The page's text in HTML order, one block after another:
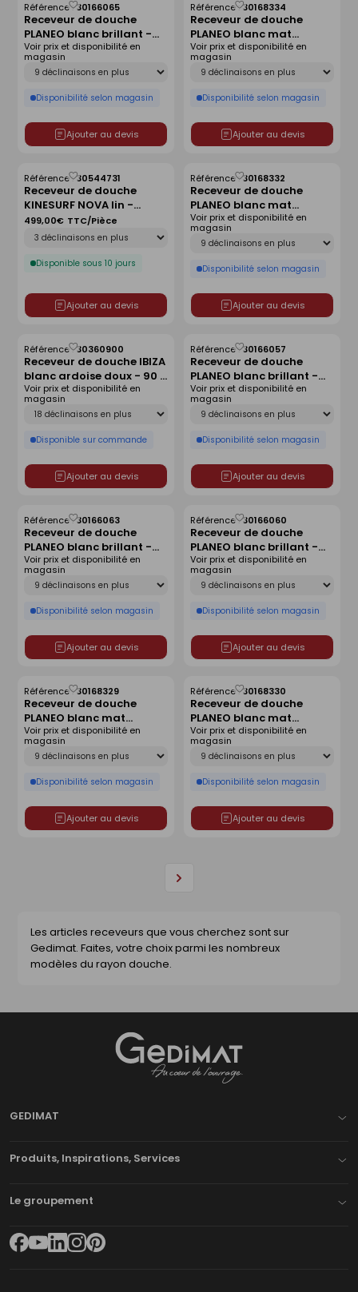
Receveur de douche
PLANEO blanc brillant -
180 x 90 cm
Référence :30166065
Déclinaison
Disponibilité selon magasin
Voir prix et disponibilité en
magasin
Ajouter au devis
Enregistrer
comme
liste
Receveur de douche
PLANEO blanc mat
antidérapant - 160 x 80
cm
Référence :30168334
Déclinaison
Disponibilité selon magasin
Voir prix et disponibilité en
magasin
Ajouter au devis
Enregistrer
comme
liste
Receveur de douche
KINESURF NOVA lin -
140x90 cm
Référence :30544731
Disponible sous 10 jours
499,00€ TTC/Pièce
Ajouter au devis
Enregistrer
comme
liste
Receveur de douche
PLANEO blanc mat
antidérapant - 140 x 80
cm
Référence :30168332
Déclinaison
Disponibilité selon magasin
Voir prix et disponibilité en
magasin
Ajouter au devis
Enregistrer
comme
liste
Receveur de douche IBIZA
blanc ardoise doux - 90 x
120 cm
Référence :30360900
Déclinaison
Disponible sur commande
Voir prix et disponibilité en
magasin
Ajouter au devis
Enregistrer
comme
liste
Receveur de douche
PLANEO blanc brillant -
90 x 90 cm
Référence :30166057
Déclinaison
Disponibilité selon magasin
Voir prix et disponibilité en
magasin
Ajouter au devis
Enregistrer
comme
liste
Receveur de douche
PLANEO blanc brillant -
160 x 90 cm
Référence :30166063
Déclinaison
Disponibilité selon magasin
Voir prix et disponibilité en
magasin
Ajouter au devis
Enregistrer
comme
liste
Receveur de douche
PLANEO blanc brillant -
140 x 80 cm
Référence :30166060
Déclinaison
Disponibilité selon magasin
Voir prix et disponibilité en
magasin
Ajouter au devis
Enregistrer
comme
liste
Receveur de douche
PLANEO blanc mat
antidérapant - 90 x 90
cm
Référence :30168329
Déclinaison
Disponibilité selon magasin
Voir prix et disponibilité en
magasin
Ajouter au devis
Enregistrer
comme
liste
Receveur de douche
PLANEO blanc mat
antidérapant - 120 x 80
cm
Référence :30168330
Déclinaison
Disponibilité selon magasin
Voir prix et disponibilité en
magasin
Ajouter au devis
Enregistrer
comme
liste
Page
Les articles receveurs que vous cherchez sont sur
Gedimat. Faites, votre choix parmi les nombreux
modèles du rayon douche.
GEDIMAT
Produits, Inspirations, Services
Le groupement